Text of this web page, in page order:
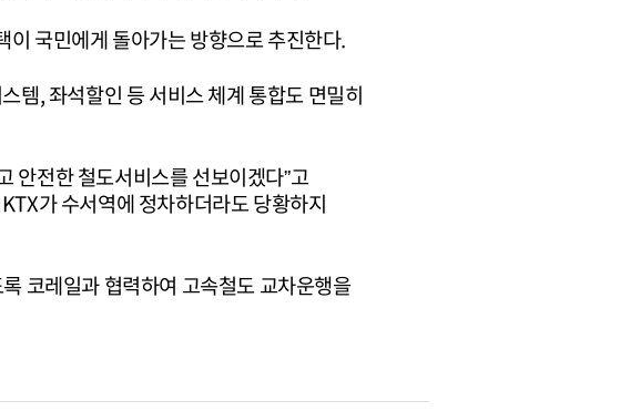
국민에게 돌아가는 방향으로 추진한다.
템, 좌석할인 등 서비스 체계 통합도 면밀히
안전한 철도서비스를 선보이겠다”고
가 수서역에 정차하더라도 당황하지
코레일과 협력하여 고속철도 교차운행을